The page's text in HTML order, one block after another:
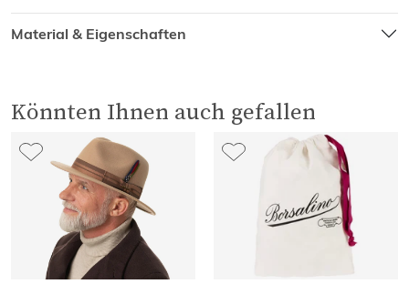
Material & Eigenschaften
Könnten Ihnen auch gefallen